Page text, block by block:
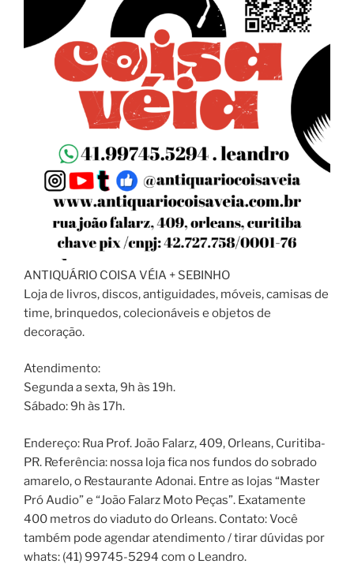
ANTIQUÁRIO COISA VÉIA + SEBINHO
Loja de livros, discos, antiguidades, móveis, camisas de
time, brinquedos, colecionáveis e objetos de
decoração.
Atendimento:
Segunda a sexta, 9h às 19h.
Sábado: 9h às 17h.
Endereço: Rua Prof. João Falarz, 409, Orleans, Curitiba-
PR. Referência: nossa loja fica nos fundos do sobrado
amarelo, o Restaurante Adonai. Entre as lojas “Master
Pró Audio” e “João Falarz Moto Peças”. Exatamente
400 metros do viaduto do Orleans. Contato: Você
também pode agendar atendimento / tirar dúvidas por
whats: (41) 99745-5294 com o Leandro.